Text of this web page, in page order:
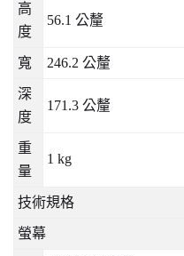
高
度
56.1 公釐
寬 246.2 公釐
深
度
171.3 公釐
重
量
1 kg
技術規格
螢幕